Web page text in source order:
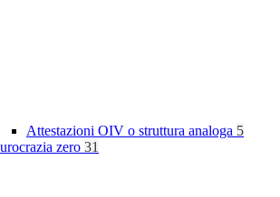
Attestazioni OIV o struttura analoga 5
zero 31